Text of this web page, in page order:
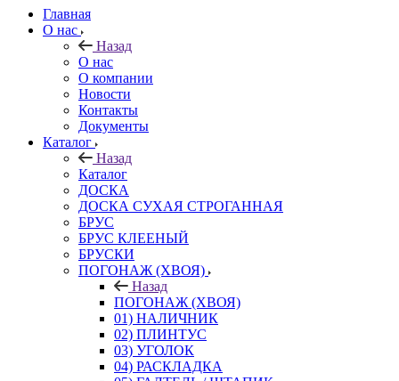
Главная
О нас
Назад
О нас
О компании
Новости
Контакты
Документы
Каталог
Назад
Каталог
ДОСКА
ДОСКА СУХАЯ СТРОГАННАЯ
БРУС
БРУС КЛЕЕНЫЙ
БРУСКИ
ПОГОНАЖ (ХВОЯ)
Назад
ПОГОНАЖ (ХВОЯ)
01) НАЛИЧНИК
02) ПЛИНТУС
03) УГОЛОК
04) РАСКЛАДКА